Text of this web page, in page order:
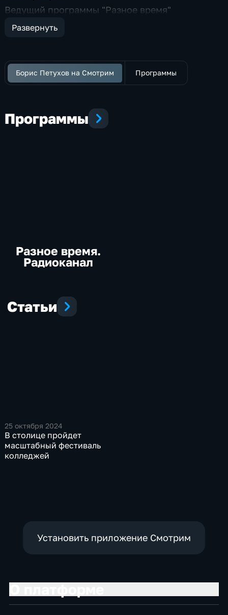
Ведущий программы "Разное время"
Развернуть
Борис Петухов на Смотрим Программы
Программы
Разное время.
Радиоканал
Статьи
25 октября 2024
В столице пройдет
масштабный фестиваль
колледжей
Установить приложение Смотрим